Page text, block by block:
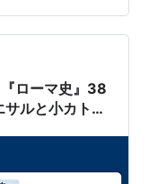
『ローマ史』38
ルと小カトー